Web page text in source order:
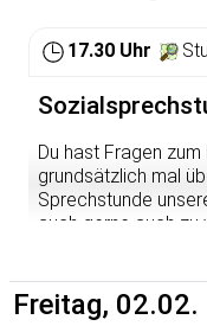
17.30 Uhr
Du hast Fragen
grundsätzlich mal
Sprechstunde
auch gerne auch zu
Eine Anmeldung ist
Freitag, 02.02.